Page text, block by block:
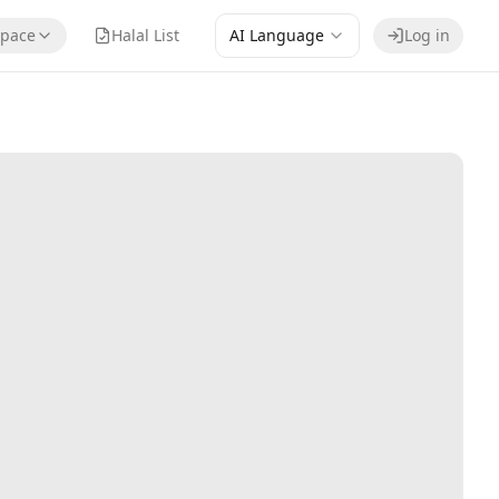
Halal List AI Language Log in